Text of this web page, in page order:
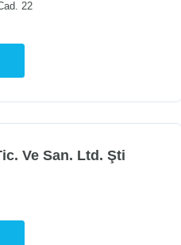
22
Ve San. Ltd. Şti